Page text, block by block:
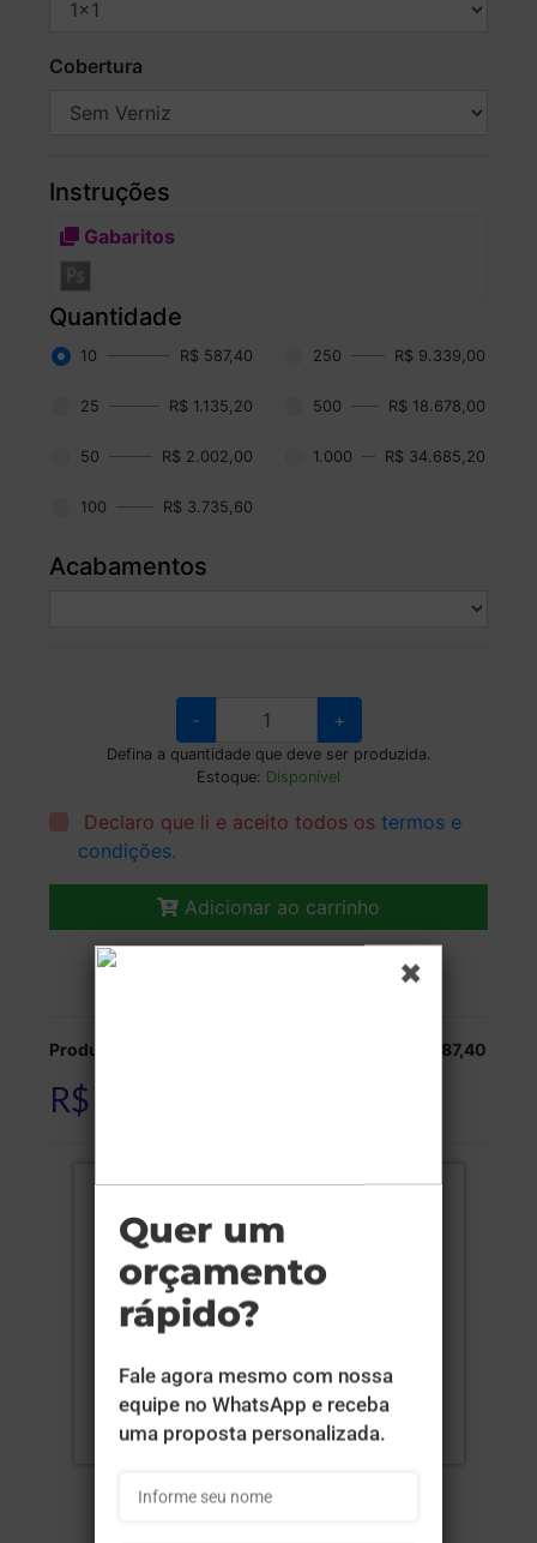
Cobertura
Instruções
Gabaritos
Quantidade
10 R$ 587,40 250 R$ 9.339,00
25 R$ 1.135,20 500 R$ 18.678,00
50 R$ 2.002,00 1.000 R$ 34.685,20
100 R$ 3.735,60
Acabamentos
- +
Defina a quantidade que deve ser produzida.
Estoque: Disponível
Declaro que li e aceito todos ostermos e
condições.
Adicionar ao carrinho
Veja as opções de entrega.
Produção: R$ 587,40
R$ 587,40